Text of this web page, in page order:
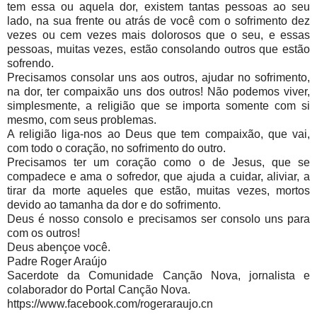
tem essa ou aquela dor, existem tantas pessoas ao seu
lado, na sua frente ou atrás de você com o sofrimento dez
vezes ou cem vezes mais dolorosos que o seu, e essas
pessoas, muitas vezes, estão consolando outros que estão
sofrendo.
Precisamos consolar uns aos outros, ajudar no sofrimento,
na dor, ter compaixão uns dos outros! Não podemos viver,
simplesmente, a religião que se importa somente com si
mesmo, com seus problemas.
A religião liga-nos ao Deus que tem compaixão, que vai,
com todo o coração, no sofrimento do outro.
Precisamos ter um coração como o de Jesus, que se
compadece e ama o sofredor, que ajuda a cuidar, aliviar, a
tirar da morte aqueles que estão, muitas vezes, mortos
devido ao tamanha da dor e do sofrimento.
Deus é nosso consolo e precisamos ser consolo uns para
com os outros!
Deus abençoe você.
Padre Roger Araújo
Sacerdote da Comunidade Canção Nova, jornalista e
colaborador do Portal Canção Nova.
https://www.facebook.com/rogeraraujo.cn